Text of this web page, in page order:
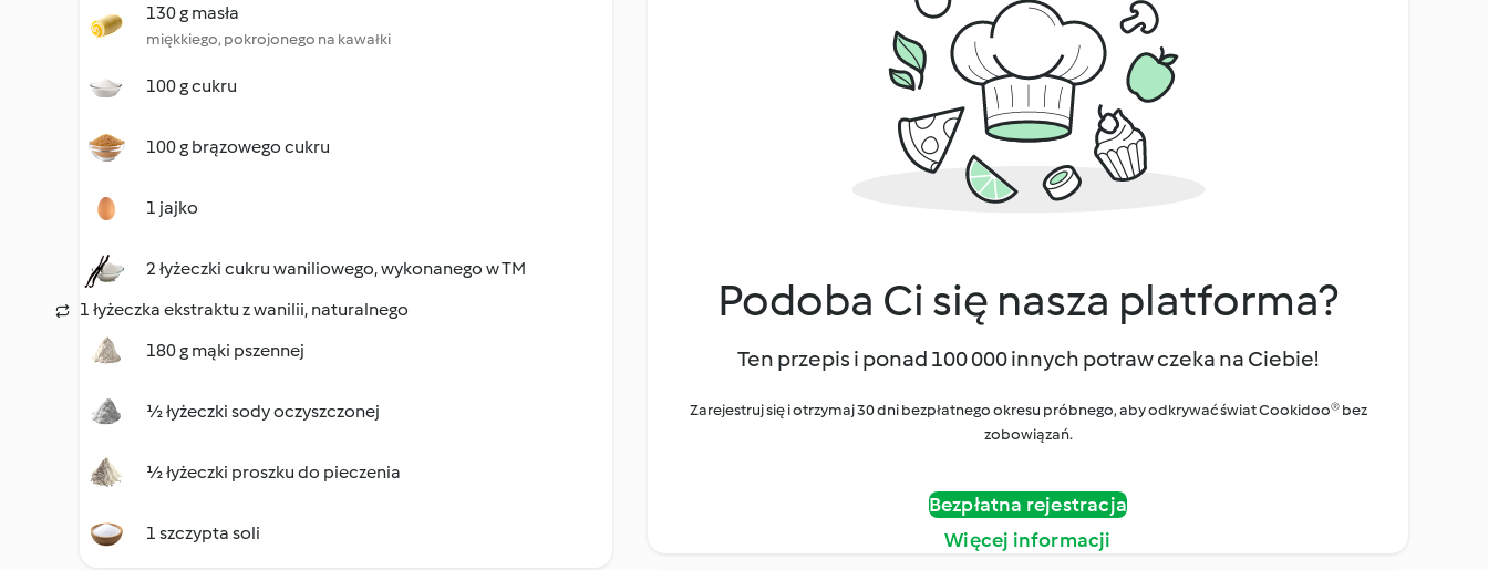
130 g masła
miękkiego, pokrojonego na kawałki
100 g cukru
100 g brązowego cukru
1 jajko
2 łyżeczki cukru waniliowego, wykonanego w TM
1 łyżeczka ekstraktu z wanilii, naturalnego
180 g mąki pszennej
½ łyżeczki sody oczyszczonej
½ łyżeczki proszku do pieczenia
1 szczypta soli
Podoba Ci się nasza platforma?
Ten przepis i ponad 100 000 innych potraw czeka na Ciebie!
Zarejestruj się i otrzymaj 30 dni bezpłatnego okresu próbnego, aby odkrywać świat Cookidoo® bez
zobowiązań.
Bezpłatna rejestracja
Więcej informacji